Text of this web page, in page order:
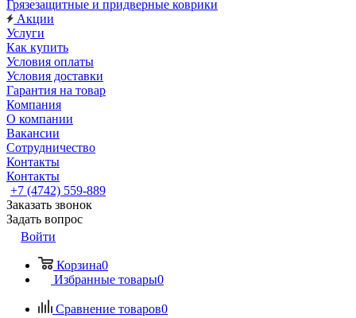
Грязезащитные и придверные коврики
Акции
Услуги
Как купить
Условия оплаты
Условия доставки
Гарантия на товар
Компания
О компании
Вакансии
Сотрудничество
Контакты
Контакты
+7 (4742) 559-889
Заказать звонок
Задать вопрос
Войти
Корзина0
Избранные товары0
Сравнение товаров0